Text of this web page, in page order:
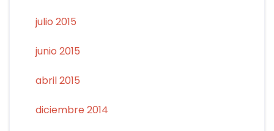
julio 2015
junio 2015
abril 2015
diciembre 2014